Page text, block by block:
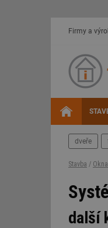
Firmy a
dveře
Stavba /
další